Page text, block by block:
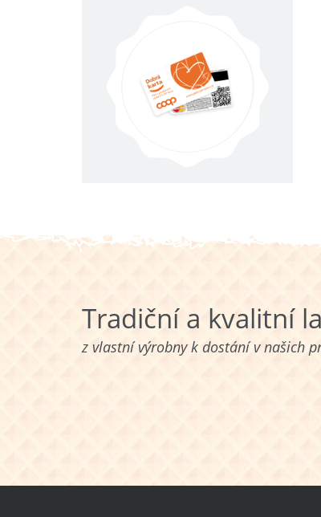
Tradiční a kvalitní
z vlastní výrobny k dostání v našich